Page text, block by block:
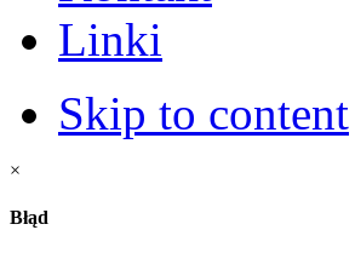
Linki
Skip to content
×
Błąd